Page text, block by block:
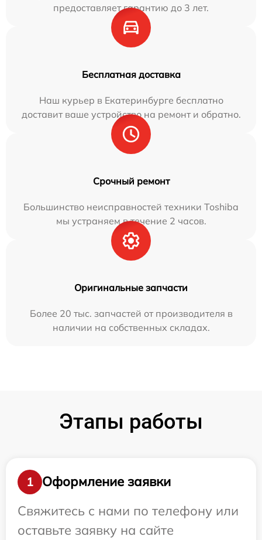
предоставляет гарантию до 3 лет.
Бесплатная доставка
Наш курьер в Екатеринбурге бесплатно
доставит ваше устройство на ремонт и обратно.
Срочный ремонт
Большинство неисправностей техники Toshiba
мы устраняем в течение 2 часов.
Оригинальные запчасти
Более 20 тыс. запчастей от производителя в
наличии на собственных складах.
Этапы работы
1
Оформление заявки
Свяжитесь с нами по телефону или
оставьте заявку на сайте